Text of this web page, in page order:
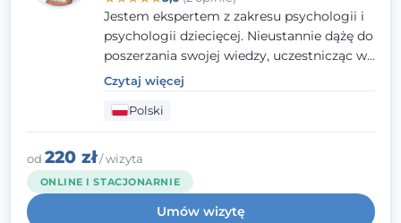
Jestem ekspertem z zakresu psychologii i
psychologii dziecięcej. Nieustannie dążę do
poszerzania swojej wiedzy, uczestnicząc w
różnorodnych szkoleniach. Pracując z
dziećmi, młodzieżą i młodymi dorosłymi
niezwykle ważne jest dla mnie poczucie
bezpieczeństwa, zrozumienia oraz wolności
w wyrażaniu swojego zdania. Kieruję się
etyką zawodową, wierząc, że każdy
człowiek powinien otrzymać wsparcie i
pomoc, by poradzić sobie ze swoimi
Czytaj więcej
Polski
od 220 zł/ wizyta
ONLINE I STACJONARNIE
Umów wizytę